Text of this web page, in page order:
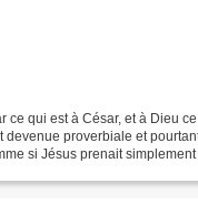
ce qui est à César, et à Dieu
devenue proverbiale et
si Jésus prenait